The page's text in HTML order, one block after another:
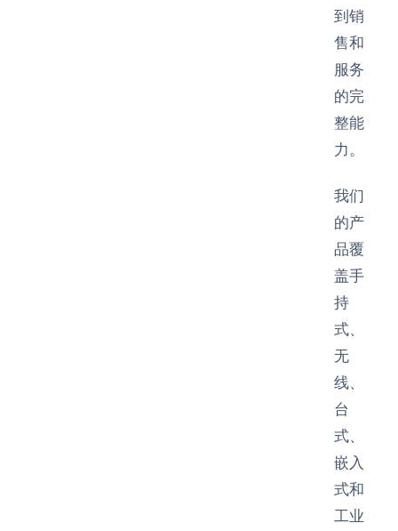
到销
售和
服务
的完
整能
力。
我们
的产
品覆
盖手
持
式、
无
线、
台
式、
嵌入
式和
工业